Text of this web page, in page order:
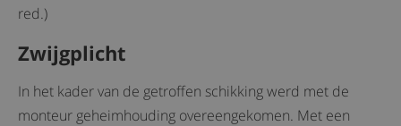
red.)
Zwijgplicht
In het kader van de getroffen schikking werd met de
monteur geheimhouding overeengekomen. Met een